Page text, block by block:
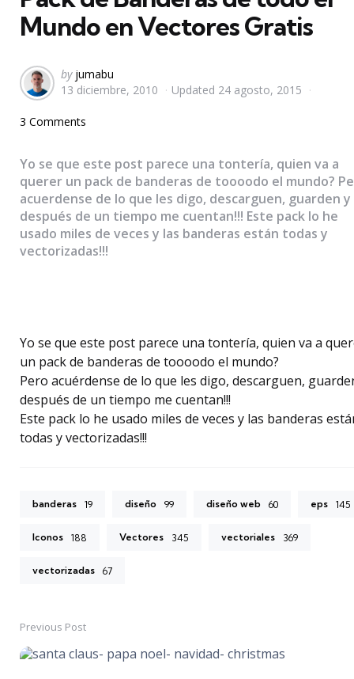
Mundo en Vectores Gratis
Posted
by
by jumabu
13 diciembre, 2010
Updated 24 agosto, 2015
3 Comments
Yo se que este post parece una tontería, quien va a
querer un pack de banderas de toooodo el mundo?
acuerdense de lo que les digo, descarguen, guarden y
después de un tiempo me cuentan!!! Este pack lo he
usado miles de veces y las banderas están todas y
vectorizadas!!!
Yo se que este post parece una tontería, quien va a
un pack de banderas de toooodo el mundo?
Pero acuérdense de lo que les digo, descarguen,
después de un tiempo me cuentan!!!
Este pack lo he usado miles de veces y las banderas
todas y vectorizadas!!!
banderas 19 diseño 99 diseño web 60 eps 145
Iconos 188 Vectores 345 vectoriales 369
vectorizadas 67
Post
navigation
Previous Post